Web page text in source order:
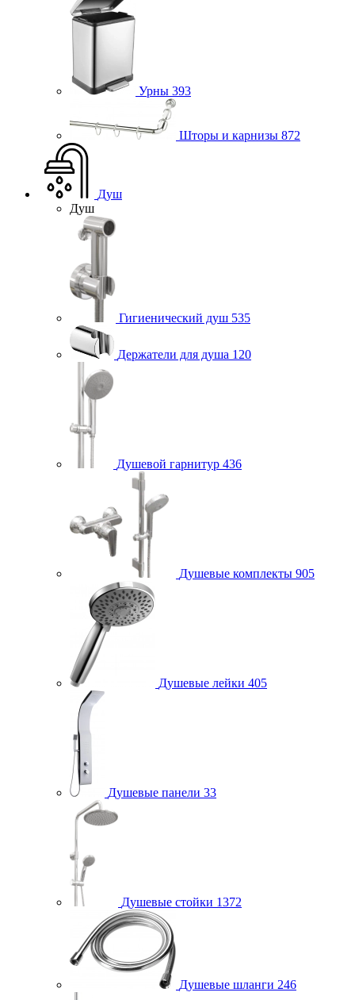
Урны 393
Шторы и карнизы 872
Душ
Душ
Гигиенический душ 535
Держатели для душа 120
Душевой гарнитур 436
Душевые комплекты 905
Душевые лейки 405
Душевые панели 33
Душевые стойки 1372
Душевые шланги 246